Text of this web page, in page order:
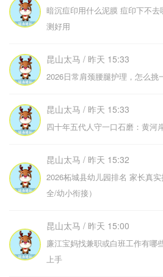
暗沉痘印用什么泥膜 痘印下不
测好用
昆山太马 / 昨天 15:33
2026日常肩颈腰腿护理，怎么挑
昆山太马 / 昨天 15:33
四十年五代人守一口石磨：黄河
昆山太马 / 昨天 15:32
2026柘城县幼儿园排名 家长真
全/幼小衔接）
昆山太马 / 昨天 15:00
廉江宝妈找兼职或白班工作有哪
上手